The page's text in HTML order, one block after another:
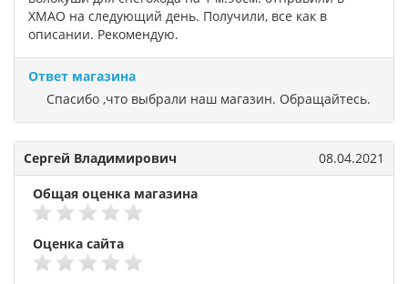
ХМАО на следующий день. Получили, все как в
описании. Рекомендую.
Ответ магазина
Спасибо ,что выбрали наш магазин. Обращайтесь.
Сергей Владимирович 08.04.2021
Общая оценка магазина
Оценка сайта